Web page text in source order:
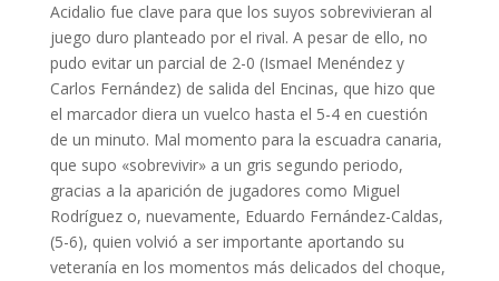
Acidalio fue clave para que los suyos sobrevivieran al
juego duro planteado por el rival. A pesar de ello, no
pudo evitar un parcial de 2-0 (Ismael Menéndez y
Carlos Fernández) de salida del Encinas, que hizo que
el marcador diera un vuelco hasta el 5-4 en cuestión
de un minuto. Mal momento para la escuadra canaria,
que supo «sobrevivir» a un gris segundo periodo,
gracias a la aparición de jugadores como Miguel
Rodríguez o, nuevamente, Eduardo Fernández-Caldas,
(5-6), quien volvió a ser importante aportando su
veteranía en los momentos más delicados del choque,